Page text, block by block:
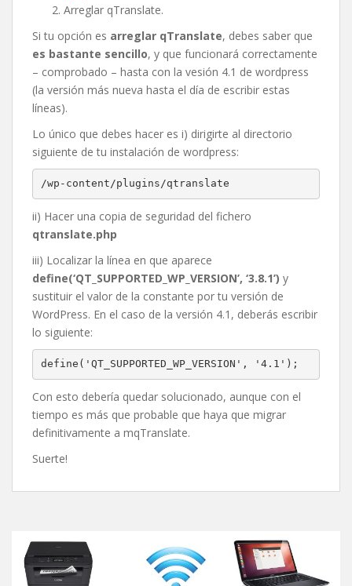
Arreglar qTranslate.
Si tu opción es arreglar qTranslate, debes saber que
es bastante sencillo, y que funcionará correctamente
– comprobado – hasta con la vesión 4.1 de wordpress
(la versión más nueva hasta el día de escribir estas
líneas).
Lo único que debes hacer es i) dirigirte al directorio
siguiente de tu instalación de wordpress:
/wp-content/plugins/qtranslate
ii) Hacer una copia de seguridad del fichero
qtranslate.php
iii) Localizar la línea en que aparece
define(‘QT_SUPPORTED_WP_VERSION’, ‘3.8.1’) y
sustituir el valor de la constante por tu versión de
WordPress. En el caso de la versión 4.1, deberás escribir
lo siguiente:
define('QT_SUPPORTED_WP_VERSION', '4.1');
Con esto debería quedar solucionado, aunque con el
tiempo es más que probable que haya que migrar
definitivamente a mqTranslate.
Suerte!